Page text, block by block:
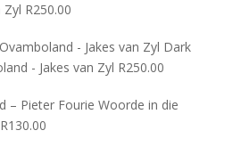
Zyl R250.00
Dark
- Jakes van Zyl R250.00
Woorde in die
R130.00